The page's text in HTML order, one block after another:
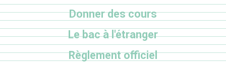
Donner des cours
Le bac à l'étranger
Règlement officiel